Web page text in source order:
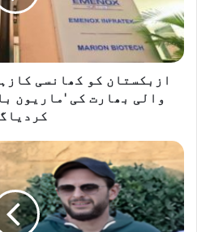
برآمد
کرنے
والی
بھارت
'ماریون
بند
کردیاگیا
ازبکستان کو کھانسی
والی بھارت کی 'ماریون
میرے
ہوتے
ہوئے
پرفارمرز
کو